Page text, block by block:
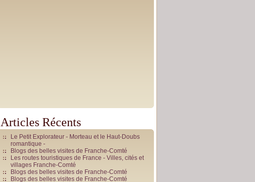
Articles Récents
Le Petit Explorateur - Morteau et le Haut-Doubs
romantique -
Blogs des belles visites de Franche-Comté
Les routes touristiques de France - Villes, cités et
villages Franche-Comté
Blogs des belles visites de Franche-Comté
Blogs des belles visites de Franche-Comté